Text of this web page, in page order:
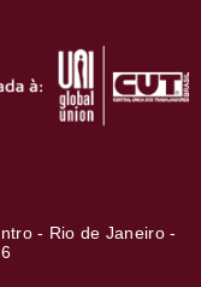
- Rio de Janeiro -